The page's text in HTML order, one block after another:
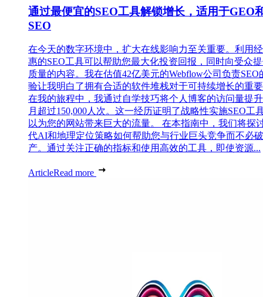
通过最便宜的SEO工具解锁增长，适用于GEO
SEO
在今天的数字环境中，扩大在线影响力至关重要。利用
惠的SEO工具可以帮助您最大化投资回报，同时向受众
质量的内容。我在估值42亿美元的Webflow公司负责SEO
验让我明白了拥有合适的软件堆栈对于可持续增长的重
在我的旅程中，我通过自学技巧将个人博客的访问量提
月超过150,000人次。这一经历证明了战略性实施SEO工
以为您的网站带来巨大的流量。 在本指南中，我们将探
代AI和地理定位策略如何帮助您与行业巨头竞争而不必破
产。通过关注正确的指标和使用高效的工具，即使资源...
ArticleRead more